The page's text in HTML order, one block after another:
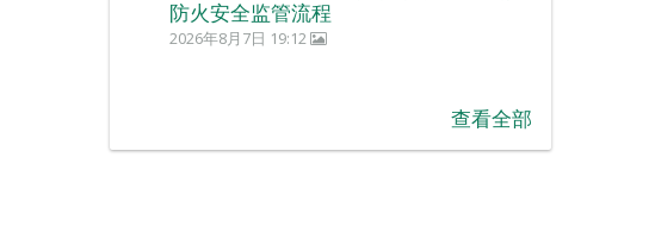
防火安全监管流程
2026年8月7日 19:12
查看全部